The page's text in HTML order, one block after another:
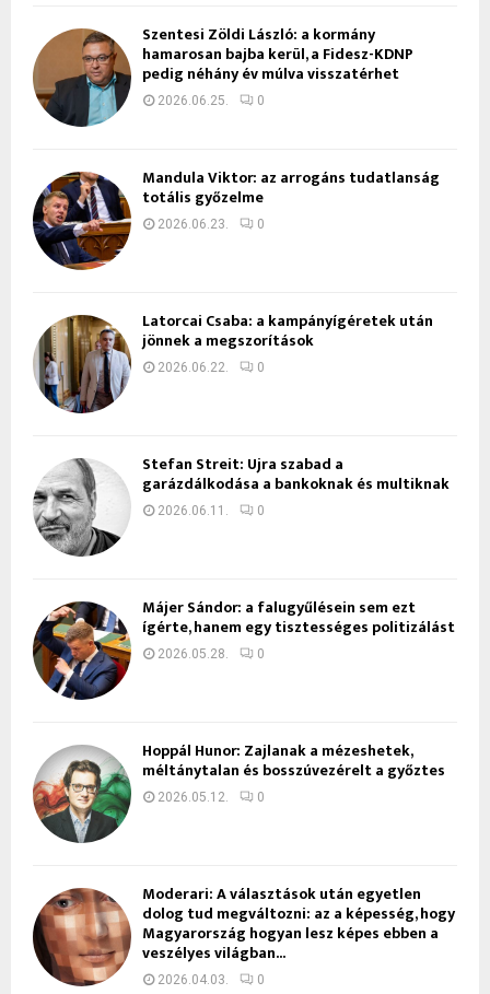
Szentesi Zöldi László: a kormány
hamarosan bajba kerül, a Fidesz-KDNP
pedig néhány év múlva visszatérhet
2026.06.25. 0
Mandula Viktor: az arrogáns tudatlanság
totális győzelme
2026.06.23. 0
Latorcai Csaba: a kampányígéretek után
jönnek a megszorítások
2026.06.22. 0
Stefan Streit: Újra szabad a
garázdálkodása a bankoknak és multiknak
2026.06.11. 0
Májer Sándor: a falugyűlésein sem ezt
ígérte, hanem egy tisztességes politizálást
2026.05.28. 0
Hoppál Hunor: Zajlanak a mézeshetek,
méltánytalan és bosszúvezérelt a győztes
2026.05.12. 0
Moderari: A választások után egyetlen
dolog tud megváltozni: az a képesség, hogy
Magyarország hogyan lesz képes ebben a
veszélyes világban...
2026.04.03. 0